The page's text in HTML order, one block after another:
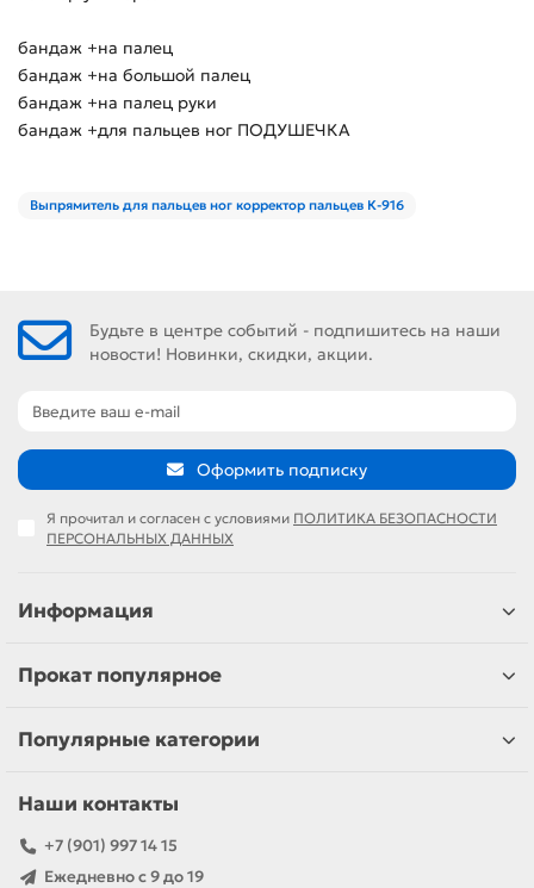
бандаж +на палец
бандаж +на большой палец
бандаж +на палец руки
бандаж +для пальцев ног ПОДУШЕЧКА
Выпрямитель для пальцев ног корректор пальцев К-916
Будьте в центре событий - подпишитесь на наши
новости! Новинки, скидки, акции.
Оформить подписку
Я прочитал и согласен с условиями ПОЛИТИКА БЕЗОПАСНОСТИ
ПЕРСОНАЛЬНЫХ ДАННЫХ
Информация
Прокат популярное
Популярные категории
Наши контакты
+7 (901) 997 14 15
Ежедневно с 9 до 19